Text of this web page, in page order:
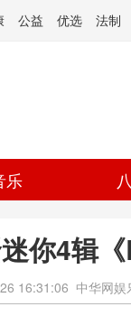
公益 优选 法制
乐
你4辑
16:31:06 中华网娱